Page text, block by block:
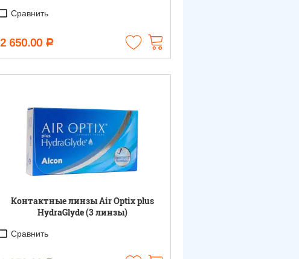
Сравнить
2 650.00 Р
Контактные линзы Air Optix plus
HydraGlyde (3 линзы)
Сравнить